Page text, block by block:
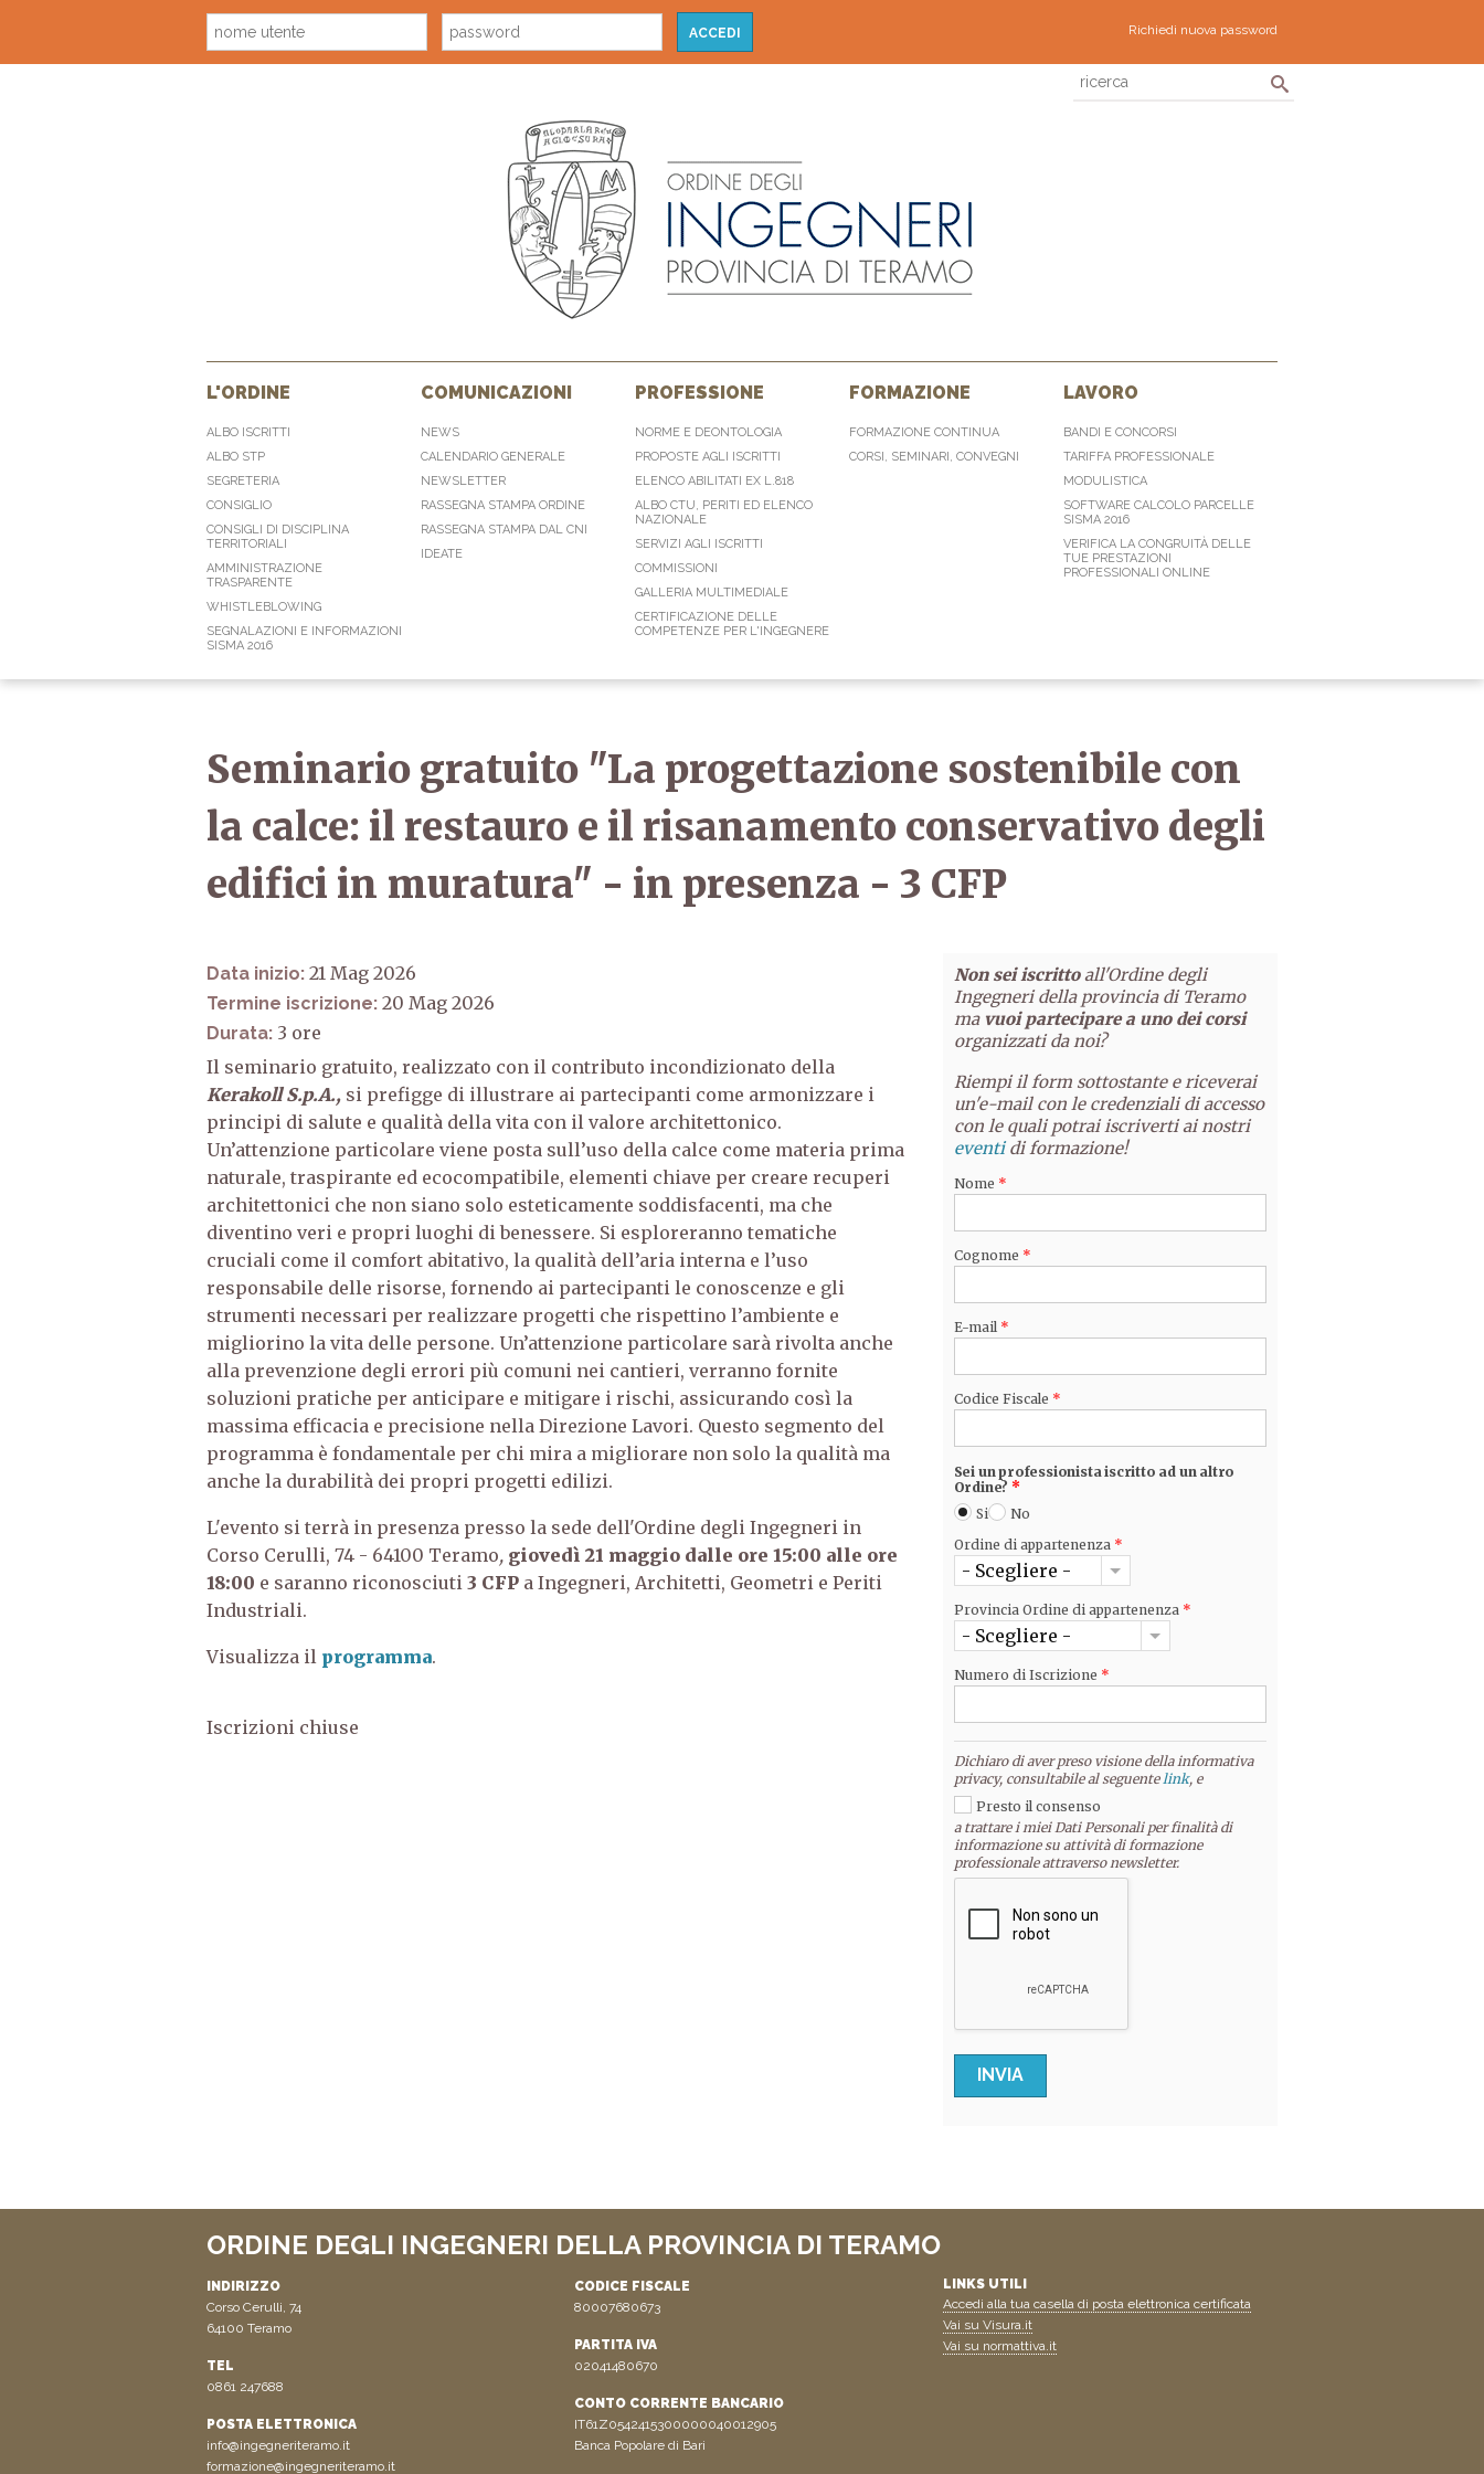
Richiedi nuova password
L'ORDINE
ALBO ISCRITTI
ALBO STP
SEGRETERIA
CONSIGLIO
CONSIGLI DI DISCIPLINA
TERRITORIALI
AMMINISTRAZIONE
TRASPARENTE
WHISTLEBLOWING
SEGNALAZIONI E INFORMAZIONI
SISMA 2016
COMUNICAZIONI
NEWS
CALENDARIO GENERALE
NEWSLETTER
RASSEGNA STAMPA ORDINE
RASSEGNA STAMPA DAL CNI
IDEATE
PROFESSIONE
NORME E DEONTOLOGIA
PROPOSTE AGLI ISCRITTI
ELENCO ABILITATI EX L.818
ALBO CTU, PERITI ED ELENCO
NAZIONALE
SERVIZI AGLI ISCRITTI
COMMISSIONI
GALLERIA MULTIMEDIALE
CERTIFICAZIONE DELLE
COMPETENZE PER L'INGEGNERE
FORMAZIONE
FORMAZIONE CONTINUA
CORSI, SEMINARI, CONVEGNI
LAVORO
BANDI E CONCORSI
TARIFFA PROFESSIONALE
MODULISTICA
SOFTWARE CALCOLO PARCELLE
SISMA 2016
VERIFICA LA CONGRUITÀ DELLE
TUE PRESTAZIONI
PROFESSIONALI ONLINE
Seminario gratuito "La progettazione sostenibile con
la calce: il restauro e il risanamento conservativo degli
edifici in muratura" - in presenza - 3 CFP
Data inizio: 21 Mag 2026
Termine iscrizione: 20 Mag 2026
Durata: 3
Il seminario gratuito, realizzato con il contributo incondizionato della
Kerakoll S.p.A., si prefigge di illustrare ai partecipanti come armonizzare i
principi di salute e qualità della vita con il valore architettonico.
Un’attenzione particolare viene posta sull’uso della calce come materia prima
naturale, traspirante ed ecocompatibile, elementi chiave per creare recuperi
architettonici che non siano solo esteticamente soddisfacenti, ma che
diventino veri e propri luoghi di benessere. Si esploreranno tematiche
cruciali come il comfort abitativo, la qualità dell’aria interna e l’uso
responsabile delle risorse, fornendo ai partecipanti le conoscenze e gli
strumenti necessari per realizzare progetti che rispettino l’ambiente e
migliorino la vita delle persone. Un’attenzione particolare sarà rivolta anche
alla prevenzione degli errori più comuni nei cantieri, verranno fornite
soluzioni pratiche per anticipare e mitigare i rischi, assicurando così la
massima efficacia e precisione nella Direzione Lavori. Questo segmento del
programma è fondamentale per chi mira a migliorare non solo la qualità ma
anche la durabilità dei propri progetti edilizi.
L'evento si terrà in presenza presso la sede dell'Ordine degli Ingegneri in
Corso Cerulli, 74 - 64100 Teramo, giovedì 21 maggio dalle ore 15:00 alle ore
18:00 e saranno riconosciuti 3 CFP a Ingegneri, Architetti, Geometri e Periti
Industriali.
Visualizza il programma.
Iscrizioni chiuse
Non sei iscrittoall'Ordine degli
Ingegneri della provincia di Teramo
ma vuoi partecipare a uno dei corsi
organizzati da noi?
Riempi il form sottostante e riceverai
un'e-mail con le credenziali di accesso
con le quali potrai iscriverti ai nostri
eventidi formazione!
Nome *
Cognome *
E-mail *
Codice Fiscale *
Sei un professionista iscritto ad un altro
Ordine? *
Si
No
Ordine di appartenenza *
- Scegliere -
Provincia Ordine di appartenenza *
- Scegliere -
Numero di Iscrizione *
Dichiaro di aver preso visione della informativa
privacy, consultabile al seguentelink, e
Presto il consenso
a trattare i miei Dati Personali per finalità di
informazione su attività di formazione
professionale attraverso newsletter.
ORDINE DEGLI INGEGNERI DELLA PROVINCIA DI TERAMO
INDIRIZZO
Corso Cerulli, 74
64100 Teramo
TEL
0861 247688
POSTA ELETTRONICA
info@ingegneriteramo.it
formazione@ingegneriteramo.it
CODICE FISCALE
80007680673
PARTITA IVA
02041480670
CONTO CORRENTE BANCARIO
IT61Z0542415300000040012905
Banca Popolare di Bari
LINKS UTILI
Accedi alla tua casella di posta elettronica certificata
Vai su Visura.it
Vai su normattiva.it